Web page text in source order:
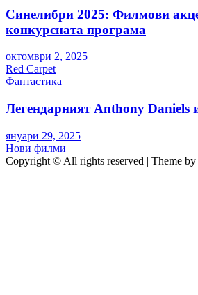
Синелибри 2025: Филмови
конкурсната програма
октомври 2, 2025
Red Carpet
Фантастика
Легендарният Anthony Daniels
януари 29, 2025
Нови филми
Copyright © All rights reserved | Theme by